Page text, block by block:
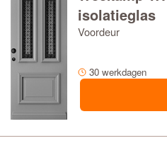
isolatieglas
Voordeur
30 werkdagen